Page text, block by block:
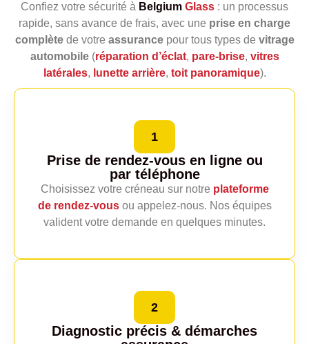
Confiez votre sécurité à Belgium Glass : un processus
rapide, sans avance de frais, avec une prise en charge
complètede votre assurancepour tous types de vitrage
automobile(réparation d’éclat, pare‑brise, vitres
latérales, lunette arrière, toit panoramique).
1
Prise de rendez-vous en ligne ou
par téléphone
Choisissez votre créneau sur notre plateforme
de rendez‑vousou appelez‑nous. Nos équipes
valident votre demande en quelques minutes.
2
Diagnostic précis & démarches